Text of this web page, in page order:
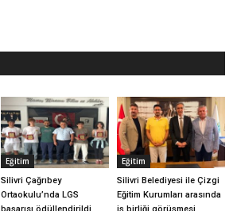
Eğitim
Silivri Çağrıbey
Ortaokulu’nda LGS
Eğitim
Silivri Belediyesi ile Çizgi
Eğitim Kurumları arasında